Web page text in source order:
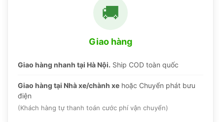
🚚
Giao hàng
Giao hàng nhanh tại Hà Nội. Ship COD toàn quốc
Giao hàng tại Nhà xe/chành xe hoặc Chuyển phát bưu
điện
(Khách hàng tự thanh toán cước phí vận chuyển)